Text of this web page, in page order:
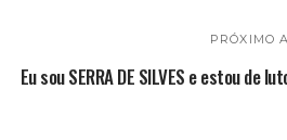
PRÓXIMO
Eu sou SERRA DE SILVES e estou de